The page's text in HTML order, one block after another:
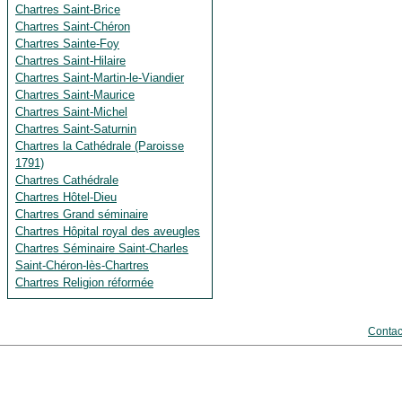
Chartres Saint-Brice
Chartres Saint-Chéron
Chartres Sainte-Foy
Chartres Saint-Hilaire
Chartres Saint-Martin-le-Viandier
Chartres Saint-Maurice
Chartres Saint-Michel
Chartres Saint-Saturnin
Chartres la Cathédrale (Paroisse
1791)
Chartres Cathédrale
Chartres Hôtel-Dieu
Chartres Grand séminaire
Chartres Hôpital royal des aveugles
Chartres Séminaire Saint-Charles
Saint-Chéron-lès-Chartres
Chartres Religion réformée